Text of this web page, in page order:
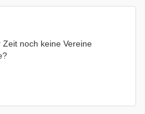
noch keine Vereine